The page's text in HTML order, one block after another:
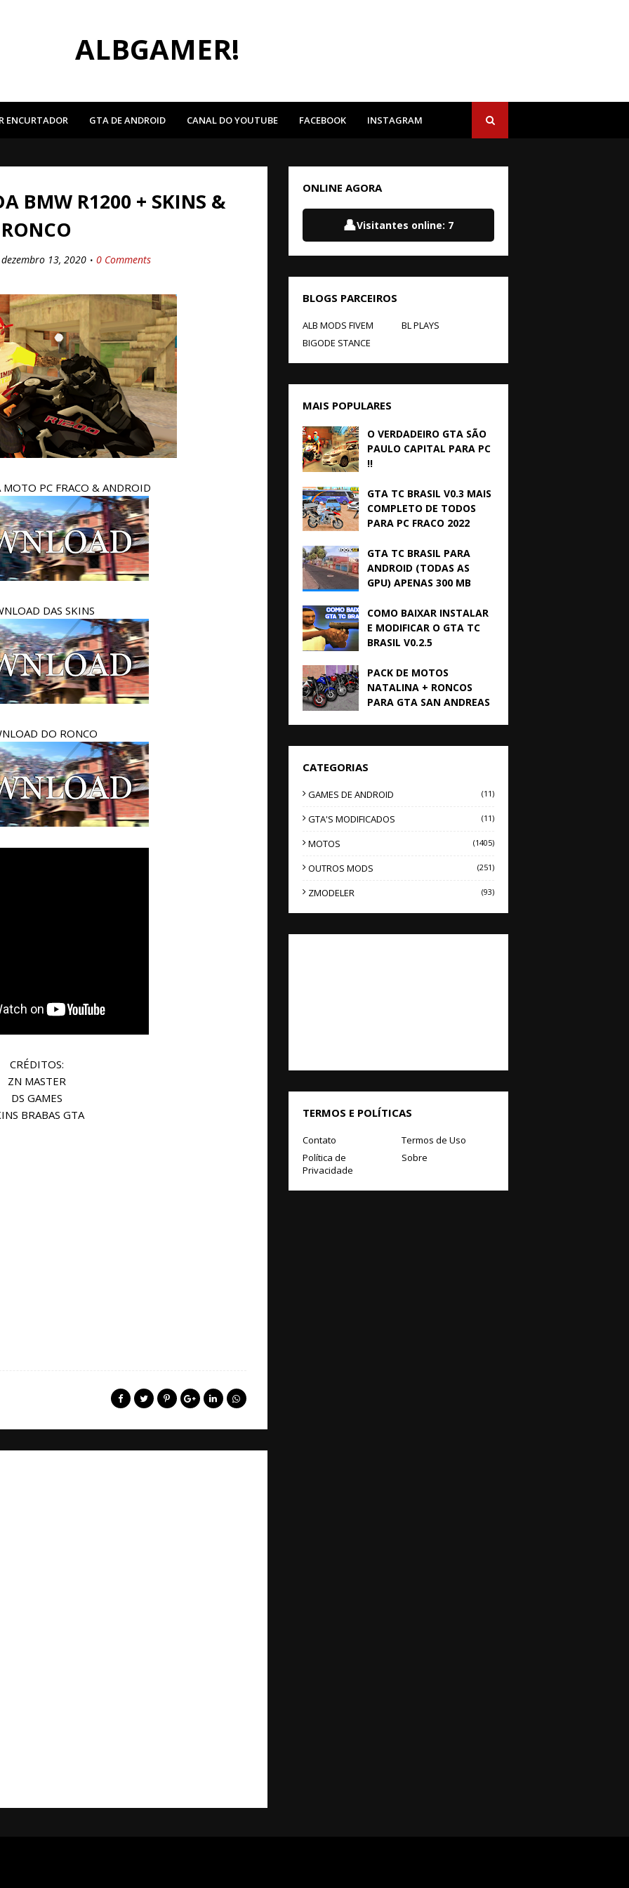
ALBGAMER!
ENCURTADOR GTA DE ANDROID CANAL DO YOUTUBE FACEBOOK INSTAGRAM
BMW R1200 + SKINS &
RONCO
dezembro 13, 2020 0 Comments
PC FRACO & ANDROID
DAS SKINS
DO RONCO
CRÉDITOS:
ZN MASTER
DS GAMES
BRABAS GTA
ONLINE AGORA
👤Visitantes online: 7
BLOGS PARCEIROS
ALB MODS FIVEM
BL PLAYS
BIGODE STANCE
MAIS POPULARES
O VERDADEIRO GTA SÃO
PAULO CAPITAL PARA PC
!!
GTA TC BRASIL V0.3 MAIS
COMPLETO DE TODOS
PARA PC FRACO 2022
GTA TC BRASIL PARA
ANDROID (TODAS AS
GPU) APENAS 300 MB
COMO BAIXAR INSTALAR
E MODIFICAR O GTA TC
BRASIL V0.2.5
PACK DE MOTOS
NATALINA + RONCOS
PARA GTA SAN ANDREAS
CATEGORIAS
GAMES DE ANDROID (11)
GTA'S MODIFICADOS (11)
MOTOS (1405)
OUTROS MODS (251)
ZMODELER (93)
TERMOS E POLÍTICAS
Contato
Termos de Uso
Política de
Privacidade
Sobre